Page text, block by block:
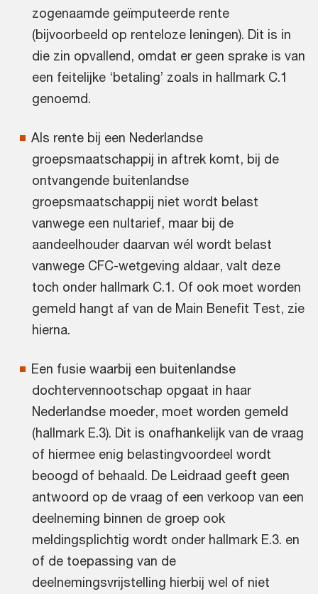
zogenaamde geïmputeerde rente
(bijvoorbeeld op renteloze leningen). Dit is in
die zin opvallend, omdat er geen sprake is van
een feitelijke ‘betaling’ zoals in hallmark C.1
genoemd.
Als rente bij een Nederlandse
groepsmaatschappij in aftrek komt, bij de
ontvangende buitenlandse
groepsmaatschappij niet wordt belast
vanwege een nultarief, maar bij de
aandeelhouder daarvan wél wordt belast
vanwege CFC-wetgeving aldaar, valt deze
toch onder hallmark C.1. Of ook moet worden
gemeld hangt af van de Main Benefit Test, zie
hierna.
Een fusie waarbij een buitenlandse
dochtervennootschap opgaat in haar
Nederlandse moeder, moet worden gemeld
(hallmark E.3). Dit is onafhankelijk van de vraag
of hiermee enig belastingvoordeel wordt
beoogd of behaald. De Leidraad geeft geen
antwoord op de vraag of een verkoop van een
deelneming binnen de groep ook
meldingsplichtig wordt onder hallmark E.3. en
of de toepassing van de
deelnemingsvrijstelling hierbij wel of niet